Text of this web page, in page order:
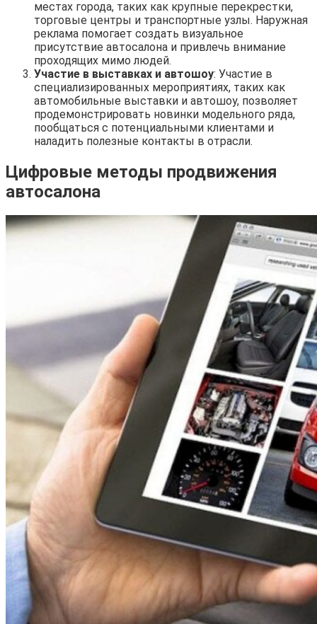
местах города, таких как крупные перекрестки,
торговые центры и транспортные узлы. Наружная
реклама помогает создать визуальное
присутствие автосалона и привлечь внимание
проходящих мимо людей.
Участие в выставках и автошоу: Участие в
специализированных мероприятиях, таких как
автомобильные выставки и автошоу, позволяет
продемонстрировать новинки модельного ряда,
пообщаться с потенциальными клиентами и
наладить полезные контакты в отрасли.
Цифровые методы продвижения
автосалона